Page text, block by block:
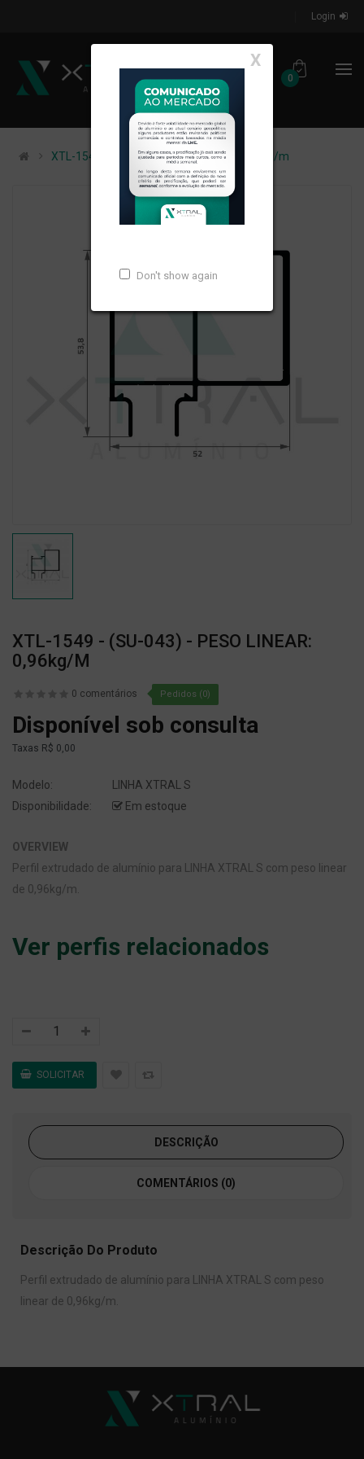
Login
0
X
Don't show again
XTL-1549 - (SU-043) - PESO LINEAR: 0,96kg/m
XTL-1549 - (SU-043) - PESO LINEAR:
0,96kg/m
0 comentários Pedidos (0)
Disponível sob consulta
Taxas R$ 0,00
Modelo:
LINHA XTRAL S
Disponibilidade:
Em estoque
OVERVIEW
Perfil extrudado de alumínio para LINHA XTRAL S com peso linear
de 0,96kg/m.
Ver perfis relacionados
DESCRIÇÃO
COMENTÁRIOS (0)
Descrição Do Produto
Perfil extrudado de alumínio para LINHA XTRAL S com peso
linear de 0,96kg/m.